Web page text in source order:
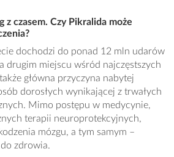
z czasem. Czy Pikralida może
dochodzi do ponad 12 mln udarów
drugim miejscu wśród najczęstszych
główna przyczyna nabytej
dorosłych wynikającej z trwałych
Mimo postępu w medycynie,
terapii neuroprotekcyjnych,
mózgu, a tym samym –
zdrowia.